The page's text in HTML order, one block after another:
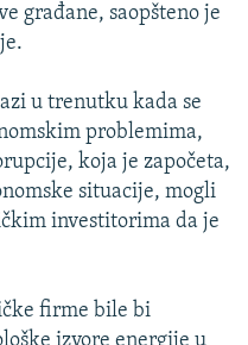
građane, saopšteno je
u trenutku kada se
problemima,
koja je započeta,
situacije, mogli
investitorima da je
firme bile bi